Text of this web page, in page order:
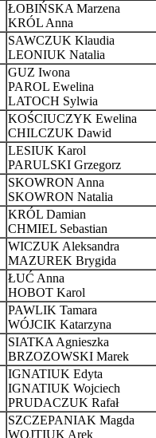
ŁOBIŃSKA Marzena
KRÓL Anna
SAWCZUK Klaudia
LEONIUK Natalia
GUZ Iwona
PAROL Ewelina
LATOCH Sylwia
KOŚCIUCZYK Ewelina
CHILCZUK Dawid
LESIUK Karol
PARULSKI Grzegorz
SKOWRON Anna
SKOWRON Natalia
KRÓL Damian
CHMIEL Sebastian
WICZUK Aleksandra
MAZUREK Brygida
ŁUĆ Anna
HOBOT Karol
PAWLIK Tamara
WÓJCIK Katarzyna
SIATKA Agnieszka
BRZOZOWSKI Marek
IGNATIUK Edyta
IGNATIUK Wojciech
PRUDACZUK Rafał
SZCZEPANIAK Magda
WOJTIUK Arek